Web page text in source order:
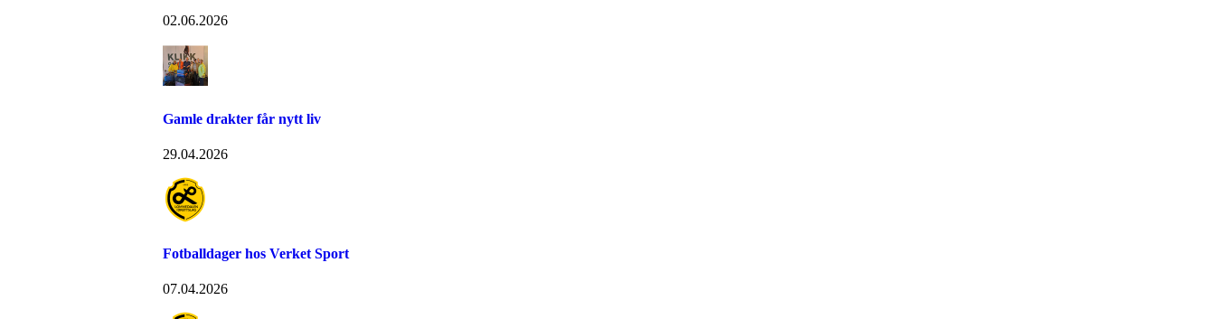
02.06.2026
Gamle drakter får nytt liv
29.04.2026
Fotballdager hos Verket Sport
07.04.2026